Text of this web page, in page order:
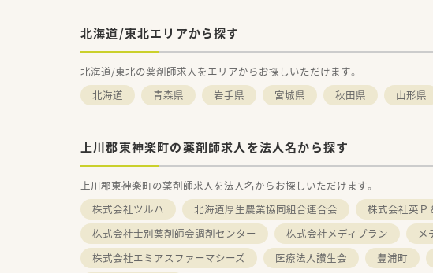
北海道/東北エリアから探す
北海道/東北の薬剤師求人をエリアからお探しいただけます。
北海道
青森県 岩手県 宮城県 秋田県 山形県
上川郡東神楽町の薬剤師求人を法人名から探す
上川郡東神楽町の薬剤師求人を法人名からお探しいただけます。
株式会社ツルハ
北海道厚生農業協同組合連合会 株式会社英Ｐ
株式会社士別薬剤師会調剤センター
株式会社メディプラン メ
株式会社エミアスファーマシーズ
医療法人讃生会 豊浦町